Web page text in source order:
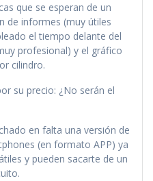
que se esperan de un
de informes (muy útiles
el tiempo delante del
profesional) y el gráfico
cilindro.
su precio: ¿No serán el
en falta una versión de
(en formato APP) ya
y pueden sacarte de un